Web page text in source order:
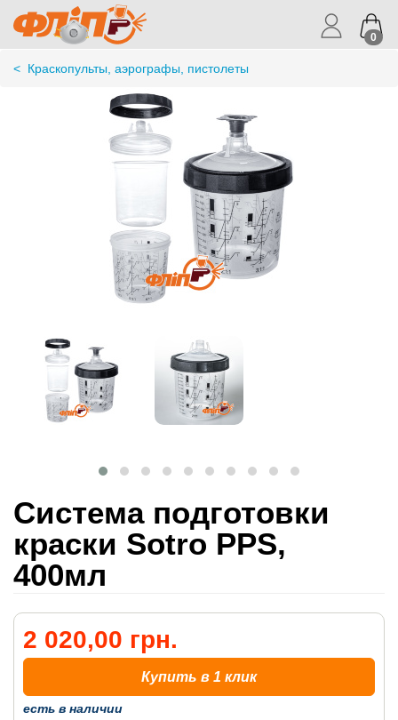
0
< Краскопульты, аэрографы, пистолеты
Система подготовки
краски Sotro PPS,
400мл
2 020,00 грн.
Купить в 1 клик
есть в наличии